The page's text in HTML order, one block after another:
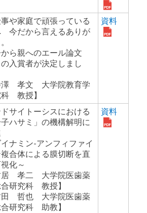
事や家庭で頑張っている
今だから言えるありが
から親へのエール論文
入賞者が決定しまし
澤 孝文 大学院教育学
教授】
資料
サイトーシスにおける
子ハサミ」の機構解明に
イナミン-アンフィファイ
合体による膜切断を直
化～
居 孝二 大学院医歯薬
研究科 教授】
田 哲也 大学院医歯薬
研究科 助教】
資料